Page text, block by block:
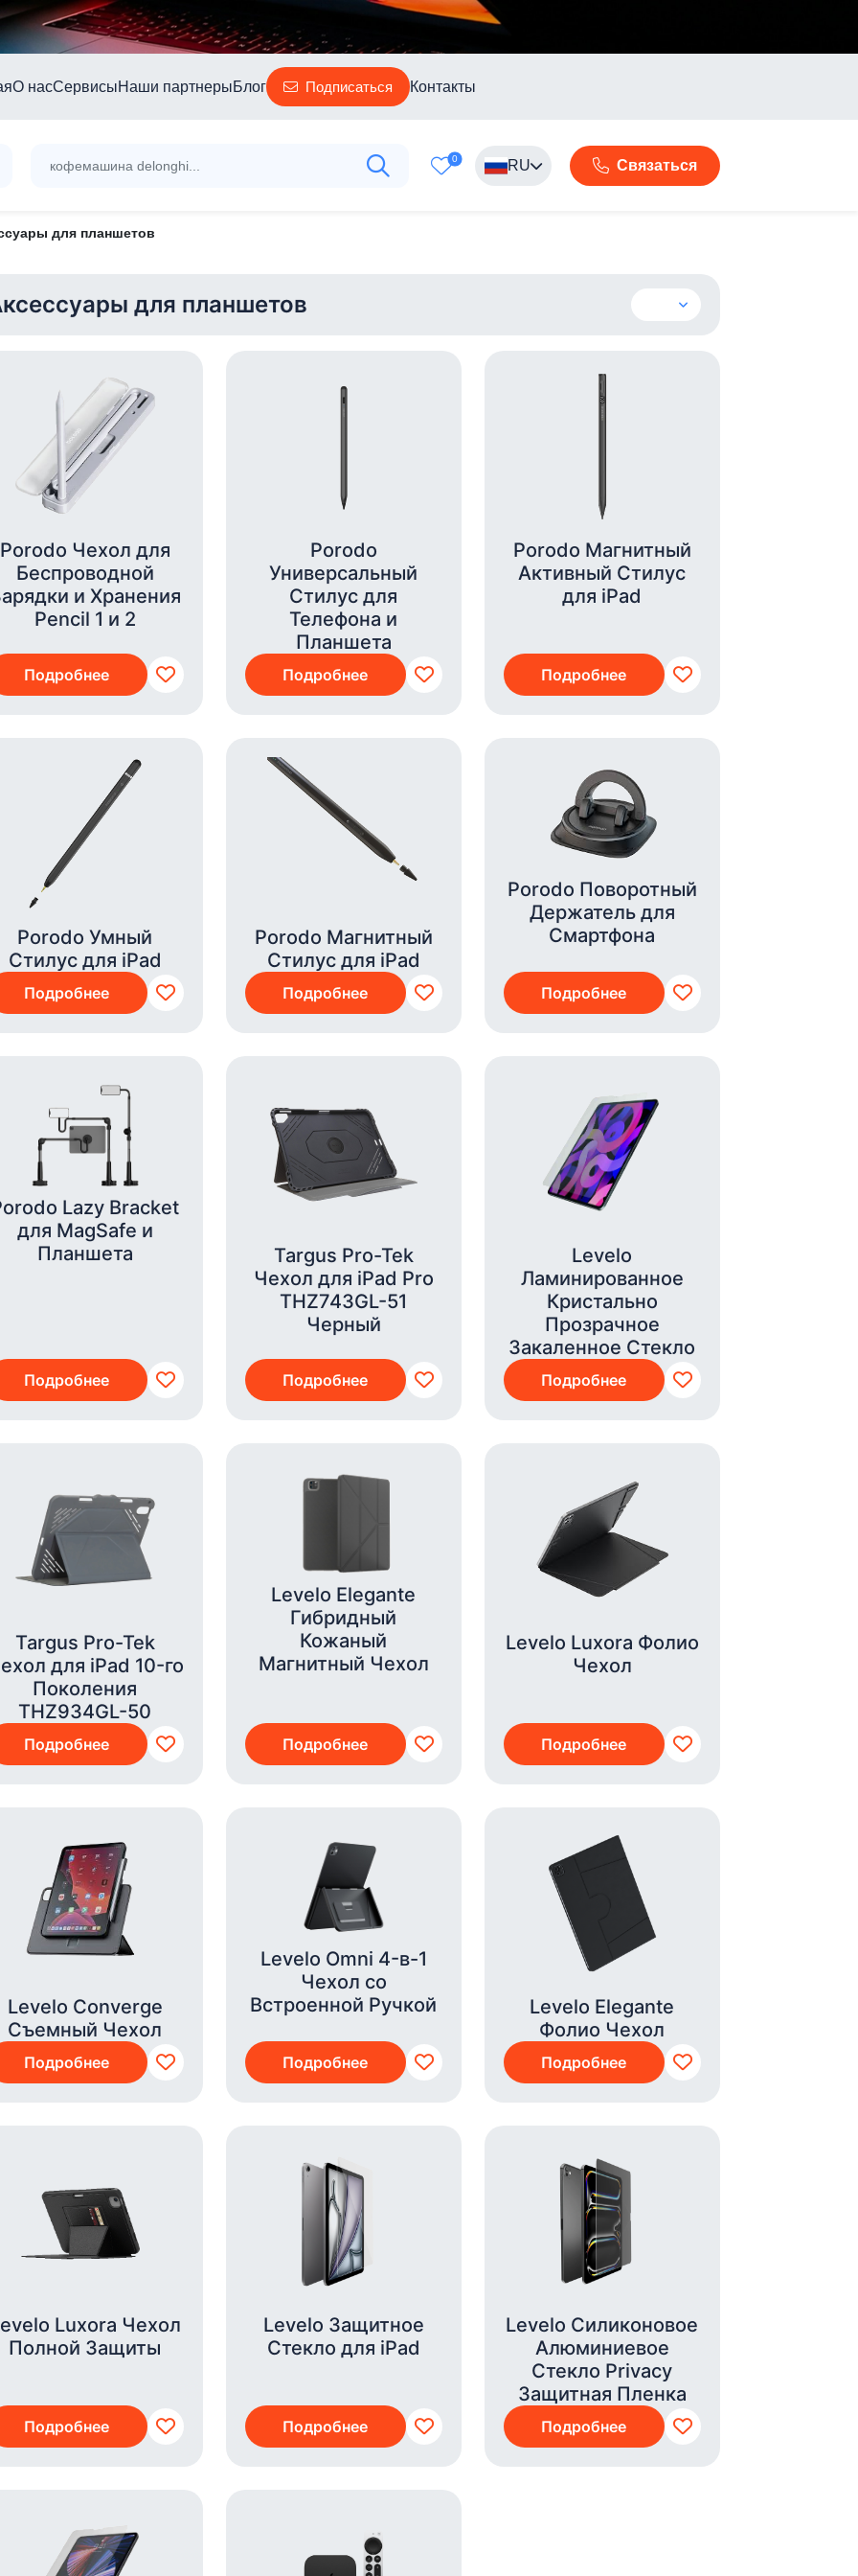
О насСервисыНаши партнерыБлог Подписаться Контакты
0 RU Связаться
для планшетов
для планшетов
Porodo Чехол для
Беспроводной
и Хранения
Pencil 1 и 2
Подробнее
Porodo
Универсальный
Стилус для
Телефона и
Планшета
Подробнее
Porodo Магнитный
Активный Стилус
для iPad
Подробнее
Porodo Умный
Стилус для iPad
Подробнее
Porodo Магнитный
Стилус для iPad
Подробнее
Porodo Поворотный
Держатель для
Смартфона
Подробнее
Lazy Bracket
для MagSafe и
Планшета
Подробнее
Targus Pro-Tek
Чехол для iPad Pro
THZ743GL-51
Черный
Подробнее
Levelo
Ламинированное
Кристально
Прозрачное
Закаленное Стекло
Подробнее
Targus Pro-Tek
для iPad 10-го
Поколения
THZ934GL-50
Подробнее
Levelo Elegante
Гибридный
Кожаный
Магнитный Чехол
Подробнее
Levelo Luxora Фолио
Чехол
Подробнее
Levelo Converge
Съемный Чехол
Подробнее
Levelo Omni 4-в-1
Чехол со
Встроенной Ручкой
Подробнее
Levelo Elegante
Фолио Чехол
Подробнее
Luxora Чехол
Полной Защиты
Подробнее
Levelo Защитное
Стекло для iPad
Подробнее
Levelo Силиконовое
Алюминиевое
Стекло Privacy
Защитная Пленка
Подробнее